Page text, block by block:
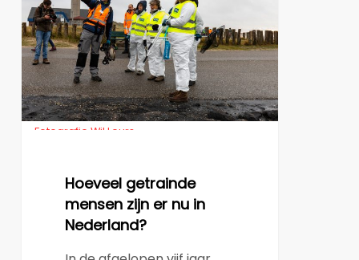
Fotografie Wil Leurs
zijn
er
nu
in
Nederland?
Hoeveel getrainde
mensen zijn er nu in
Nederland?